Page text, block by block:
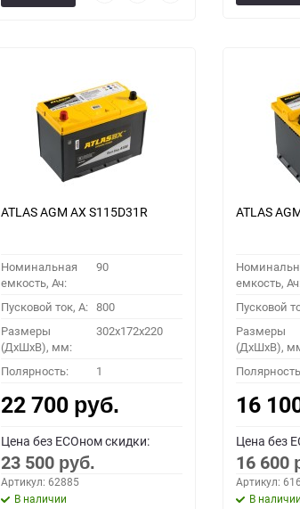
ATLAS AGM AX S115D31R
Номинальная
емкость, Ач:
90
Пусковой ток, A: 800
Размеры
(ДхШхВ), мм:
302x172x220
Полярность: 1
22 700 руб.
Цена без ECOном скидки:
23 500 руб.
Артикул: 62885
В наличии
ATLAS
емкость,
Пусковой
Размеры
(ДхШхВ),
16
Цена без
16 600
Артикул:
В наличии